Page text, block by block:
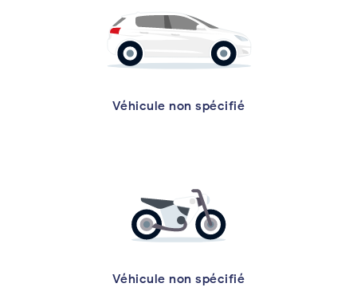
Véhicule non spécifié
Véhicule non spécifié